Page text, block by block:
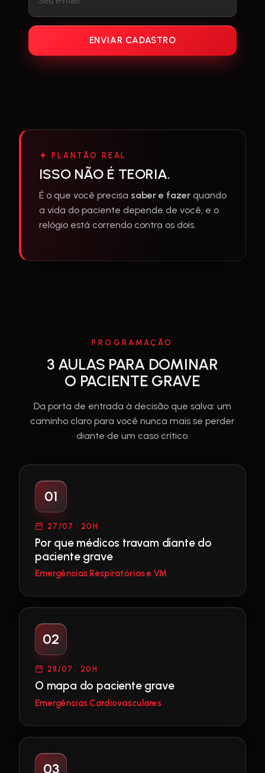
ENVIAR CADASTRO
PLANTÃO REAL
ISSO NÃO É TEORIA.
É o que você precisa saber e fazer quando
a vida do paciente depende de você, e o
relógio está correndo contra os dois.
PROGRAMAÇÃO
3 AULAS PARA DOMINAR
O PACIENTE GRAVE
Da porta de entrada à decisão que salva: um
caminho claro para você nunca mais se perder
diante de um caso crítico.
01
27/07 · 20H
Por que médicos travam diante do
paciente grave
Emergências Respiratórias e VM
02
28/07 · 20H
O mapa do paciente grave
Emergências Cardiovasculares
03